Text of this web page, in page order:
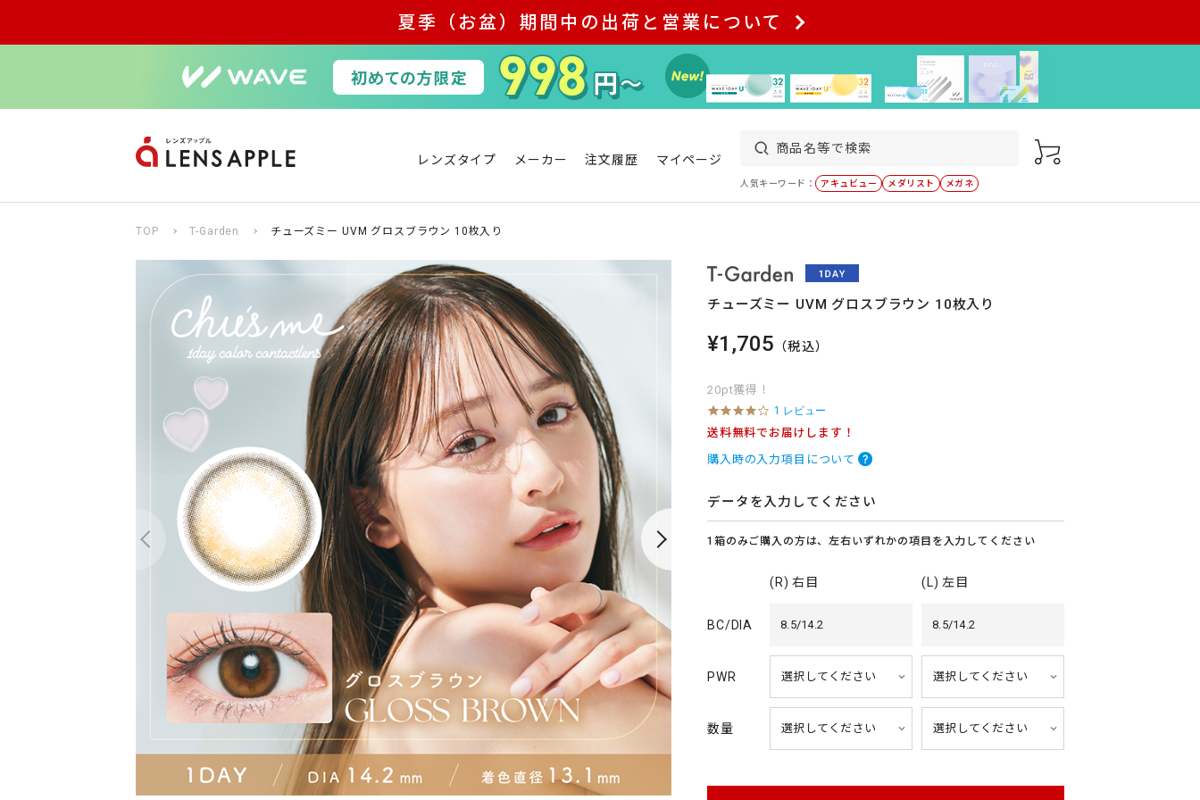
夏季（お盆）期間中の出荷と営業について
レンズタイプ メーカー 注文履歴 マイページ
人気キーワード： アキュビュー メダリスト メガネ
TOP T-Garden チューズミー UVM グロスブラウン 10枚入り
チューズミー UVM グロスブラウン 10枚入り
¥1,705 （税込）
20pt獲得！
4
.
0
s
r
r
a
t
n
g
1 レビュー
送料無料でお届けします！
購入時の入力項目について
データを入力してください
1箱のみご購入の方は、左右いずれかの項目を入力してください
(R) 右目 (L) 左目
BC/DIA 8.5/14.2 8.5/14.2
PWR
数量